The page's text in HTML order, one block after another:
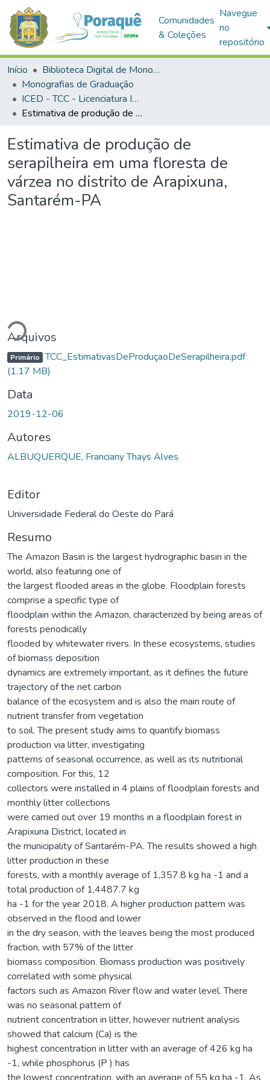
Comunidades
& Coleções
Navegue
no
repositório
Início
Biblioteca Digital de Monografias (BDM)
Monografias de Graduação
ICED - TCC - Licenciatura Integrada - Biologia e Química
Estimativa de produção de serapilheira em uma floresta de várzea no distrito de Arapixuna, Santarém-PA
Estimativa de produção de
serapilheira em uma floresta de
várzea no distrito de Arapixuna,
Santarém-PA
Carregando...
Arquivos
Primário TCC_EstimativasDeProduçaoDeSerapilheira.pdf
(1.17 MB)
Data
2019-12-06
Autores
ALBUQUERQUE, Franciany Thays Alves
Editor
Universidade Federal do Oeste do Pará
Resumo
The Amazon Basin is the largest hydrographic basin in the
world, also featuring one of
the largest flooded areas in the globe. Floodplain forests
comprise a specific type of
floodplain within the Amazon, characterized by being areas of
forests periodically
flooded by whitewater rivers. In these ecosystems, studies
of biomass deposition
dynamics are extremely important, as it defines the future
trajectory of the net carbon
balance of the ecosystem and is also the main route of
nutrient transfer from vegetation
to soil. The present study aims to quantify biomass
production via litter, investigating
patterns of seasonal occurrence, as well as its nutritional
composition. For this, 12
collectors were installed in 4 plains of floodplain forests and
monthly litter collections
were carried out over 19 months in a floodplain forest in
Arapixuna District, located in
the municipality of Santarém-PA. The results showed a high
litter production in these
forests, with a monthly average of 1,357.8 kg ha -1 and a
total production of 1,4487.7 kg
ha -1 for the year 2018. A higher production pattern was
observed in the flood and lower
in the dry season, with the leaves being the most produced
fraction, with 57% of the litter
biomass composition. Biomass production was positively
correlated with some physical
factors such as Amazon River flow and water level. There
was no seasonal pattern of
nutrient concentration in litter, however nutrient analysis
showed that calcium (Ca) is the
highest concentration in litter with an average of 426 kg ha
-1, while phosphorus (P ) has